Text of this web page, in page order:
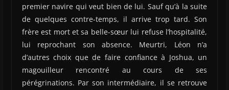
premier navire qui veut bien de lui. Sauf qu’à la suite
de quelques contre-temps, il arrive trop tard. Son
frère est mort et sa belle-sœur lui refuse l’hospitalité,
lui reprochant son absence. Meurtri, Léon n’a
d’autres choix que de faire confiance à Joshua, un
magouilleur rencontré au cours de ses
pérégrinations. Par son intermédiaire, il se retrouve